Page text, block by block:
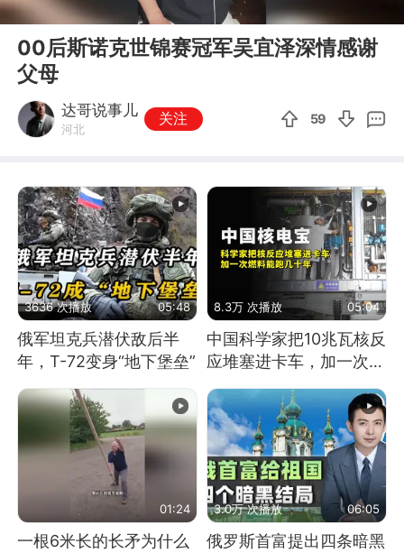
00:00
00后斯诺克世锦赛冠军吴宜泽深情感谢
父母
达哥说事儿
河北
关注 59
3636 次播放 05:48
俄军坦克兵潜伏敌后半
年，T-72变身“地下堡垒”
8.3万 次播放 05:04
中国科学家把10兆瓦核反
应堆塞进卡车，加一次燃
料能跑几十年
01:24
一根6米长的长矛为什么
3.0万 次播放 06:05
俄罗斯首富提出四条暗黑